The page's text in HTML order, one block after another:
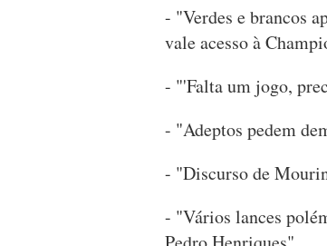
- "Verdes e brancos
vale acesso à
- "'Falta um jogo,
- "Adeptos pedem
- "Discurso de
- "Vários lances